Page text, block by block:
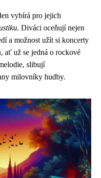
vybírá pro jejich
. Diváci oceňují nejen
a možnost užít si koncerty
ať už se jedná o rockové
slibují
milovníky hudby.